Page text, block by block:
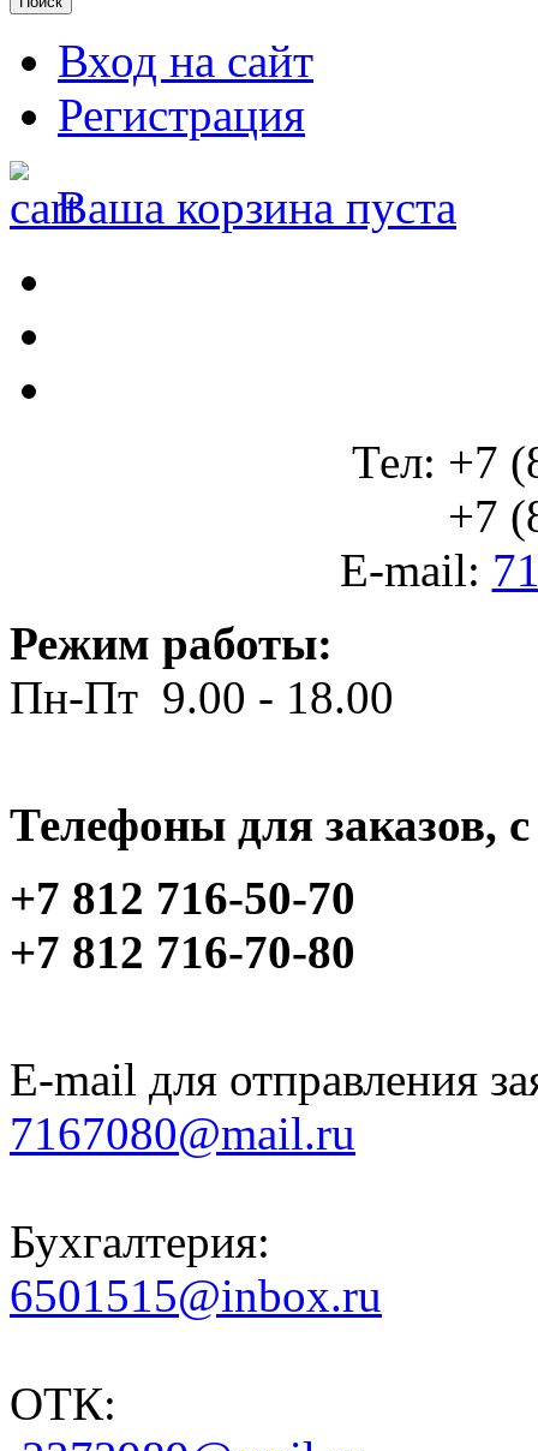
Вход на сайт
Регистрация
Ваша корзина пуста
Тел: +7
+7
E-mail:
Режим работы:
Пн-Пт 9.00 - 18.00
Телефоны для заказов,
+7 812 716-50-70
+7 812 716-70-80
E-mail для отправления
7167080@mail.ru
Бухгалтерия:
6501515@inbox.ru
ОТК: